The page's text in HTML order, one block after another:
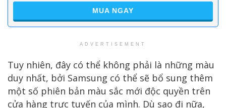
MUA NGAY
ADVERTISEMENT
Tuy nhiên, đây có thể không phải là những màu
duy nhất, bởi Samsung có thể sẽ bổ sung thêm
một số phiên bản màu sắc mới độc quyền trên
cửa hàng trực tuyến của mình. Dù sao đi nữa,